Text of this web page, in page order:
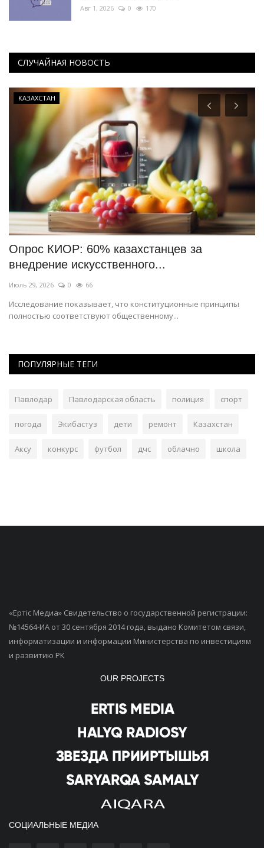
Авг 1, 2026 0 170
СЛУЧАЙНАЯ НОВОСТЬ
КАЗАХСТАН
Опрос КИОР: 60% казахстанцев за
внедрение искусственного...
Июль 29, 2026 0 66
Исследование показывает, что конституционные принципы
полностью соответствуют общественному...
ПОПУЛЯРНЫЕ ТЕГИ
Павлодар Павлодарская область полиция спорт
погода Экибастуз дети ремонт Казахстан
Аксу конкурс футбол дчс облачно школа
«Ертiс Медиа» Свидетельство о государственной регистрации:
№14564-ИА от 30 сентября 2014 года, выдано Комитетом связи,
информатизации и информации Министерства по инвестициям
и развитию РК
OUR PROJECTS
СОЦИАЛЬНЫЕ МЕДИА